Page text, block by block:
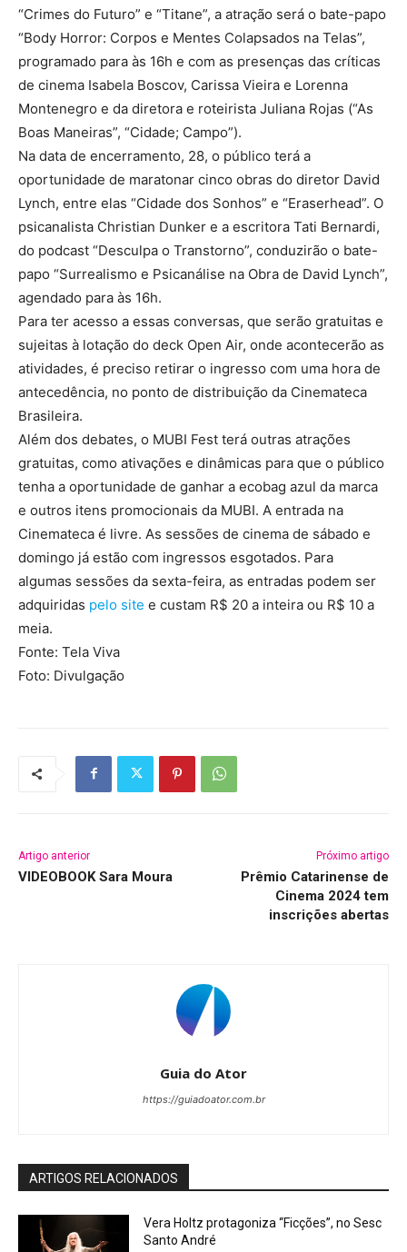
“Crimes do Futuro” e “Titane”, a atração será o bate-papo
“Body Horror: Corpos e Mentes Colapsados na Telas”,
programado para às 16h e com as presenças das críticas
de cinema Isabela Boscov, Carissa Vieira e Lorenna
Montenegro e da diretora e roteirista Juliana Rojas (“As
Boas Maneiras”, “Cidade; Campo”).
Na data de encerramento, 28, o público terá a
oportunidade de maratonar cinco obras do diretor David
Lynch, entre elas “Cidade dos Sonhos” e “Eraserhead”. O
psicanalista Christian Dunker e a escritora Tati Bernardi,
do podcast “Desculpa o Transtorno”, conduzirão o bate-
papo “Surrealismo e Psicanálise na Obra de David Lynch”,
agendado para às 16h.
Para ter acesso a essas conversas, que serão gratuitas e
sujeitas à lotação do deck Open Air, onde acontecerão as
atividades, é preciso retirar o ingresso com uma hora de
antecedência, no ponto de distribuição da Cinemateca
Brasileira.
Além dos debates, o MUBI Fest terá outras atrações
gratuitas, como ativações e dinâmicas para que o público
tenha a oportunidade de ganhar a ecobag azul da marca
e outros itens promocionais da MUBI. A entrada na
Cinemateca é livre. As sessões de cinema de sábado e
domingo já estão com ingressos esgotados. Para
algumas sessões da sexta-feira, as entradas podem ser
adquiridas pelo site e custam R$ 20 a inteira ou R$ 10 a
meia.
Fonte: Tela Viva
Foto: Divulgação
Artigo anterior
VIDEOBOOK Sara Moura
Próximo artigo
Prêmio Catarinense de
Cinema 2024 tem
inscrições abertas
Guia do Ator
https://guiadoator.com.br
ARTIGOS RELACIONADOS
Vera Holtz protagoniza “Ficções”, no Sesc
Santo André